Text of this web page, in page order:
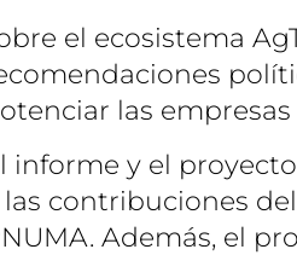
el ecosistema
las
informe y el
las contribuciones
Además, el